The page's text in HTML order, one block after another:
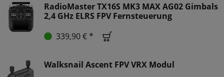
RadioMaster TX16S MK3 MAX AG02 Gimbals
2,4 GHz ELRS FPV Fernsteuerung
339,90 € *
Walksnail Ascent FPV VRX Modul